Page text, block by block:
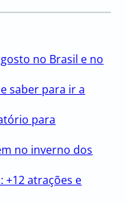
no Brasil e no
saber para ir a
para
no inverno dos
+12 atrações e